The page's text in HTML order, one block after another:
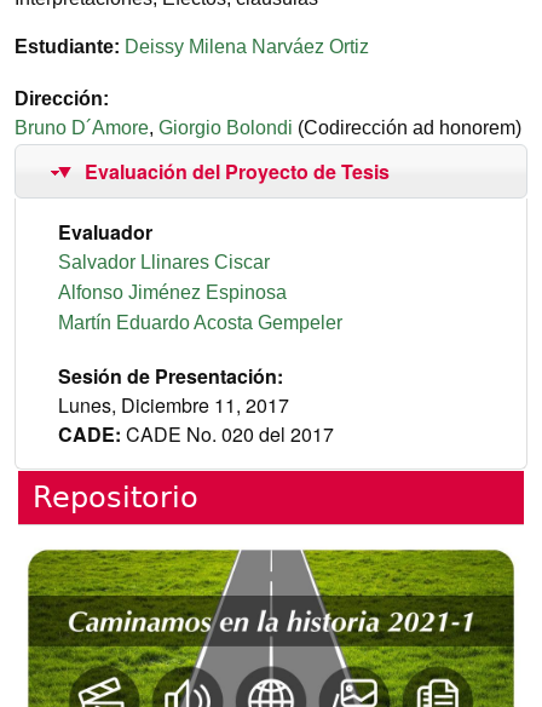
Estudiante Deissy Milena Narváez Ortiz
Dirección
Bruno D´Amore, Giorgio Bolondi (Codirección ad honorem)
Evaluación del Proyecto de Tesis
Proyecto de Tesis
Evaluador
Salvador Llinares Ciscar
Alfonso Jiménez Espinosa
Martín Eduardo Acosta Gempeler
Sesión de Presentación
Lunes, Diciembre 11, 2017
CADE CADE No. 020 del 2017
Repositorio